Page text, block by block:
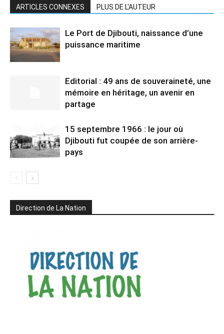
ARTICLES CONNEXES PLUS DE L'AUTEUR
Le Port de Djibouti, naissance d’une
puissance maritime
Editorial : 49 ans de souveraineté, une
mémoire en héritage, un avenir en
partage
15 septembre 1966 : le jour où
Djibouti fut coupée de son arrière-
pays
Direction de La Nation